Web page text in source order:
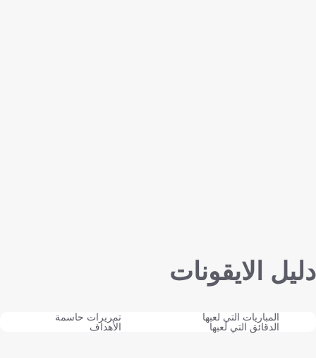
دليل الايقونات
المباريات التي لعبها
تمريرات حاسمة
الدقائق التي لعبها
الأهداف